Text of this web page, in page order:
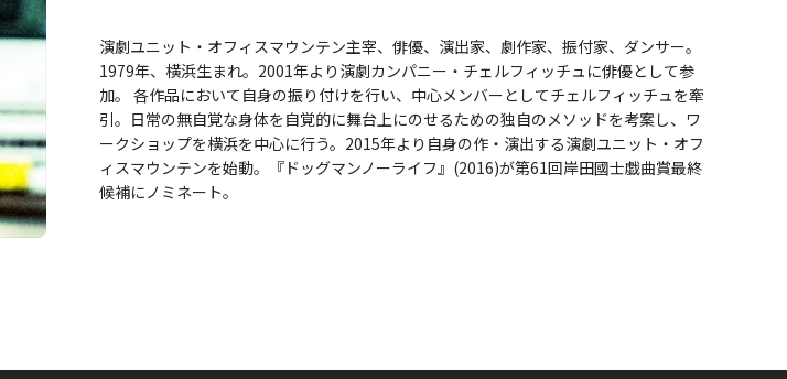
演劇ユニット・オフィスマウンテン主宰、俳優、演出家、劇作家、振付家、ダンサー。
1979年、横浜生まれ。2001年より演劇カンパニー・チェルフィッチュに俳優として参
加。 各作品において自身の振り付けを行い、中心メンバーとしてチェルフィッチュを牽
引。日常の無自覚な身体を自覚的に舞台上にのせるための独自のメソッドを考案し、ワ
ークショップを横浜を中心に行う。2015年より自身の作・演出する演劇ユニット・オフ
ィスマウンテンを始動。『ドッグマンノーライフ』(2016)が第61回岸田國士戯曲賞最終
候補にノミネート。